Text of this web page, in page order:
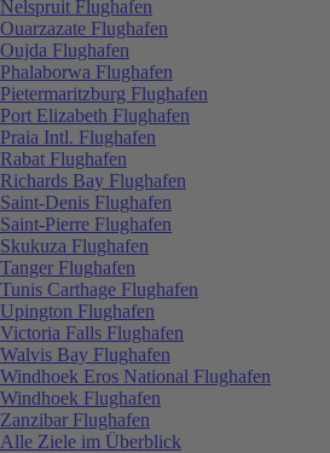
Nelspruit Flughafen
Ouarzazate Flughafen
Oujda Flughafen
Phalaborwa Flughafen
Pietermaritzburg Flughafen
Port Elizabeth Flughafen
Praia Intl. Flughafen
Rabat Flughafen
Richards Bay Flughafen
Saint-Denis Flughafen
Saint-Pierre Flughafen
Skukuza Flughafen
Tanger Flughafen
Tunis Carthage Flughafen
Upington Flughafen
Victoria Falls Flughafen
Walvis Bay Flughafen
Windhoek Eros National Flughafen
Windhoek Flughafen
Zanzibar Flughafen
Alle Ziele im Überblick